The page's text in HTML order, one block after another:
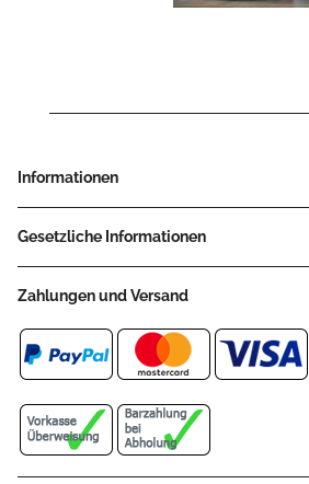
Informationen
Gesetzliche Informationen
Zahlungen und Versand